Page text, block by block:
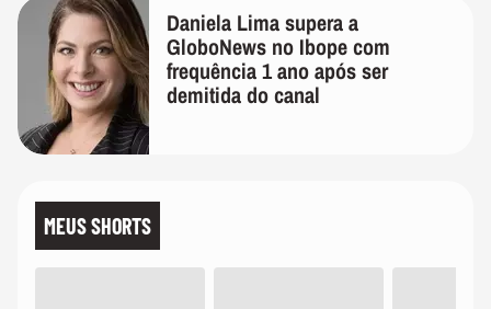
Daniela Lima supera a
GloboNews no Ibope com
frequência 1 ano após ser
demitida do canal
MEUS SHORTS